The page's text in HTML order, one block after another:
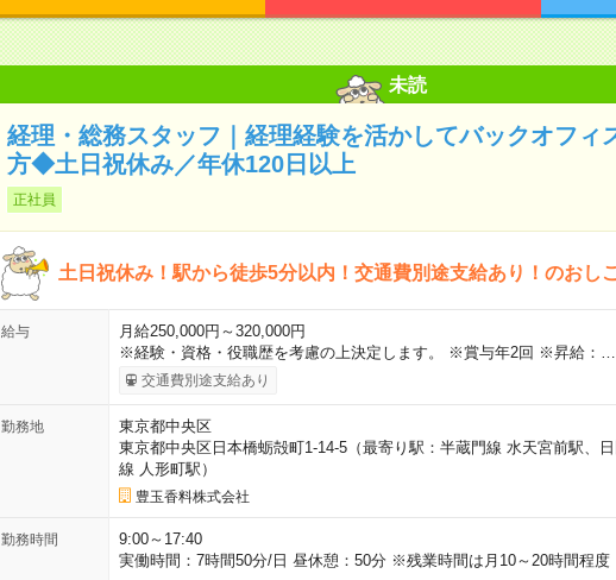
未読
経理・総務スタッフ｜経理経験を活かしてバックオフィ
方◆土日祝休み／年休120日以上
正社員
土日祝休み！駅から徒歩5分以内！交通費別途支給あり！のおし
給与
月給250,000円～320,000円
※経験・資格・役職歴を考慮の上決定します。 ※賞与年2回 ※昇給：…
交通費別途支給あり
勤務地
東京都中央区
東京都中央区日本橋蛎殻町1-14-5（最寄り駅：半蔵門線 水天宮前駅、
線 人形町駅）
豊玉香料株式会社
勤務時間
9:00～17:40
実働時間：7時間50分/日 昼休憩：50分 ※残業時間は月10～20時間程度